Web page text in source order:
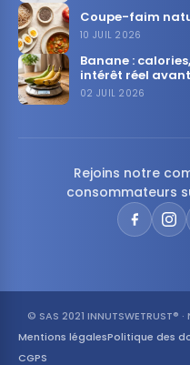
Coupe-faim
10 JUIL 2026
Banane :
intérêt réel
02 JUIL 2026
Rejoins notre
consommateurs
© SAS 2021
Mentions légalesPolitique des
CGPS